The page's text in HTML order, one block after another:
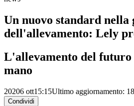
Un nuovo standard nella
dell'allevamento: Lely
L'allevamento del
mano
20206 ott15:15Ultimo aggiornamento:
Condividi